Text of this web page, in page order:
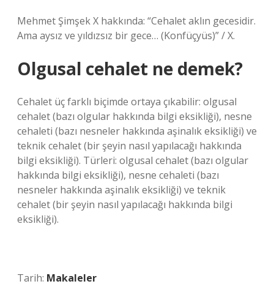
Mehmet Şimşek X hakkında: “Cehalet aklın gecesidir.
Ama aysız ve yıldızsız bir gece… (Konfüçyüs)” / X.
Olgusal cehalet ne demek?
Cehalet üç farklı biçimde ortaya çıkabilir: olgusal
cehalet (bazı olgular hakkında bilgi eksikliği), nesne
cehaleti (bazı nesneler hakkında aşinalık eksikliği) ve
teknik cehalet (bir şeyin nasıl yapılacağı hakkında
bilgi eksikliği). Türleri: olgusal cehalet (bazı olgular
hakkında bilgi eksikliği), nesne cehaleti (bazı
nesneler hakkında aşinalık eksikliği) ve teknik
cehalet (bir şeyin nasıl yapılacağı hakkında bilgi
eksikliği).
Tarih: Makaleler